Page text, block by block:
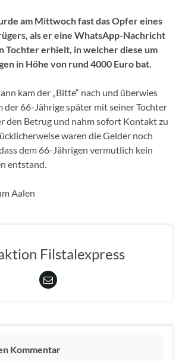
am Mittwoch fast das Opfer eines
als er eine WhatsApp-Nachricht
Tochter erhielt, in welcher diese um
in Höhe von rund 4000 Euro bat.
kam der „Bitte“ nach und überwies
der 66-Jährige später mit seiner Tochter
den Betrug und nahm sofort Kontakt zu
waren die Gelder noch
dem 66-Jährigen vermutlich kein
entstand.
Aalen
Filstalexpress
Kommentar